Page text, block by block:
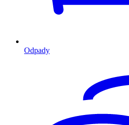
Odpady